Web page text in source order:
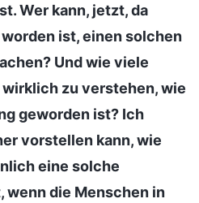
Wer kann, jetzt, da
ist, einen solchen
Und wie viele
zu verstehen, wie
geworden ist? Ich
vorstellen kann, wie
eine solche
wenn die Menschen in